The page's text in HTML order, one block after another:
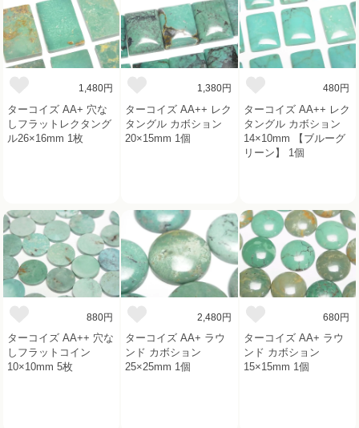
1,480円
ターコイズ AA+ 穴な
しフラットレクタング
ル26×16mm 1枚
1,380円
ターコイズ AA++ レク
タングル カボション
20×15mm 1個
480円
ターコイズ AA++ レク
タングル カボション
14×10mm 【ブルーグ
リーン】 1個
880円
ターコイズ AA++ 穴な
しフラットコイン
10×10mm 5枚
2,480円
ターコイズ AA+ ラウ
ンド カボション
25×25mm 1個
680円
ターコイズ AA+ ラウ
ンド カボション
15×15mm 1個